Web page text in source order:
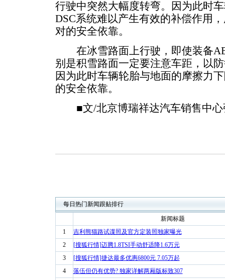
行驶中突然大幅度转弯。因为此时
DSC系统难以产生有效的补偿作用
对的安全依靠。
在冰雪路面上行驶，即使装备
别是积雪路面一定要注意车距，以
因为此时车辆轮胎与地面的摩擦力
的安全依靠。
■文/北京博瑞祥达汽车销售中心
每日热门新闻跟贴排行
新闻标题
1
吉利熊猫路试谍照及官方定装照独家曝光
2
[搜狐行情]迈腾1.8TSI手动舒适降1.6万元
3
[搜狐行情]捷达最多优惠6800元 7.05万起
4
落伍但仍有优势? 独家详解两厢版标致307